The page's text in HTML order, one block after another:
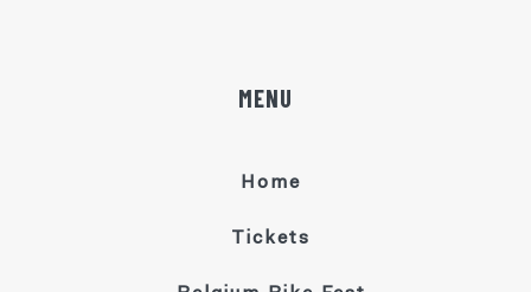
MENU
Home
Tickets